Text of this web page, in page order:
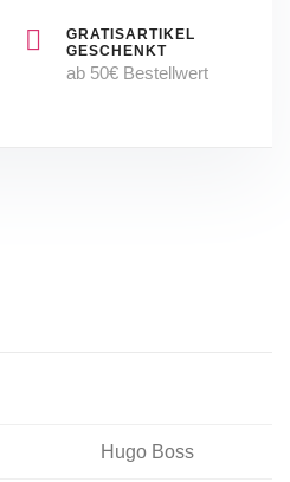
GRATISARTIKEL
GESCHENKT
ab 50€ Bestellwert
Hugo Boss